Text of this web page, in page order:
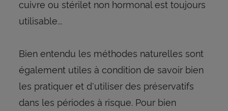
cuivre ou stérilet non hormonal est toujours
utilisable...
Bien entendu les méthodes naturelles sont
également utiles à condition de savoir bien
les pratiquer et d'utiliser des préservatifs
dans les périodes à risque. Pour bien